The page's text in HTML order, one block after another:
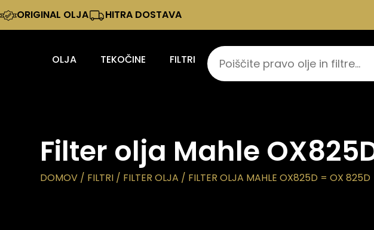
ORIGINAL OLJA HITRA DOSTAVA
OLJA TEKOČINE FILTRI
Filter olja Mahle
DOMOV / FILTRI / FILTER OLJA / FILTER OLJA MAHLE OX825D = OX 825D